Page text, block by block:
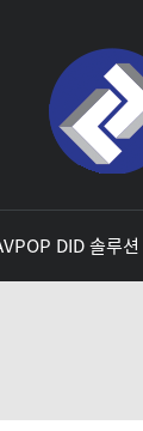
DID 솔루션